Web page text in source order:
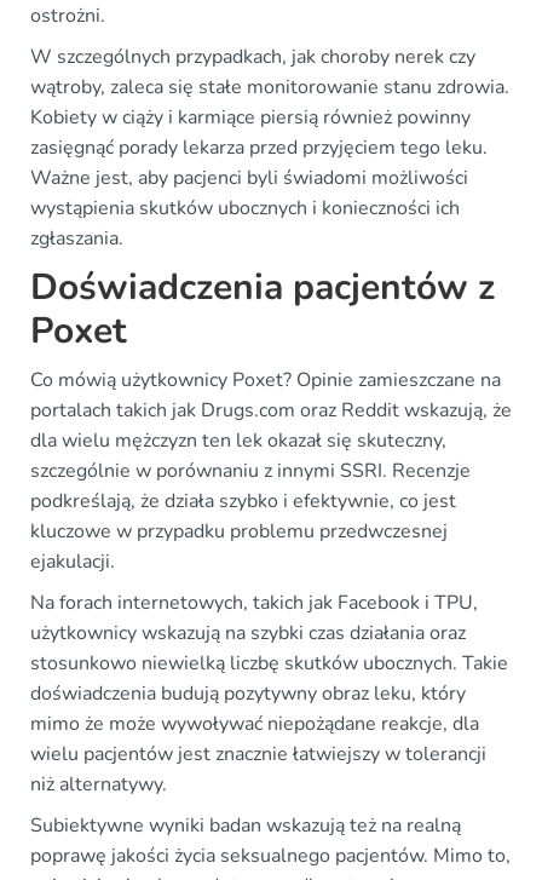
ostrożni.
W szczególnych przypadkach, jak choroby nerek czy
wątroby, zaleca się stałe monitorowanie stanu zdrowia.
Kobiety w ciąży i karmiące piersią również powinny
zasięgnąć porady lekarza przed przyjęciem tego leku.
Ważne jest, aby pacjenci byli świadomi możliwości
wystąpienia skutków ubocznych i konieczności ich
zgłaszania.
Doświadczenia pacjentów z
Poxet
Co mówią użytkownicy Poxet? Opinie zamieszczane na
portalach takich jak Drugs.com oraz Reddit wskazują, że
dla wielu mężczyzn ten lek okazał się skuteczny,
szczególnie w porównaniu z innymi SSRI. Recenzje
podkreślają, że działa szybko i efektywnie, co jest
kluczowe w przypadku problemu przedwczesnej
ejakulacji.
Na forach internetowych, takich jak Facebook i TPU,
użytkownicy wskazują na szybki czas działania oraz
stosunkowo niewielką liczbę skutków ubocznych. Takie
doświadczenia budują pozytywny obraz leku, który
mimo że może wywoływać niepożądane reakcje, dla
wielu pacjentów jest znacznie łatwiejszy w tolerancji
niż alternatywy.
Subiektywne wyniki badan wskazują też na realną
poprawę jakości życia seksualnego pacjentów. Mimo to,